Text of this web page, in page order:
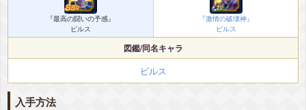
『最高の闘いの予感』
ビルス
『激情の破壊神』
ビルス
図鑑/同名キャラ
ビルス
入手方法